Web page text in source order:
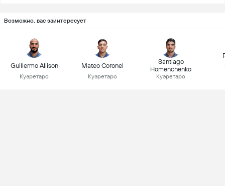
Возможно, вас заинтересует
Guillermo Allison
Куэретаро
Mateo Coronel
Куэретаро
Santiago
Homenchenko
Куэретаро